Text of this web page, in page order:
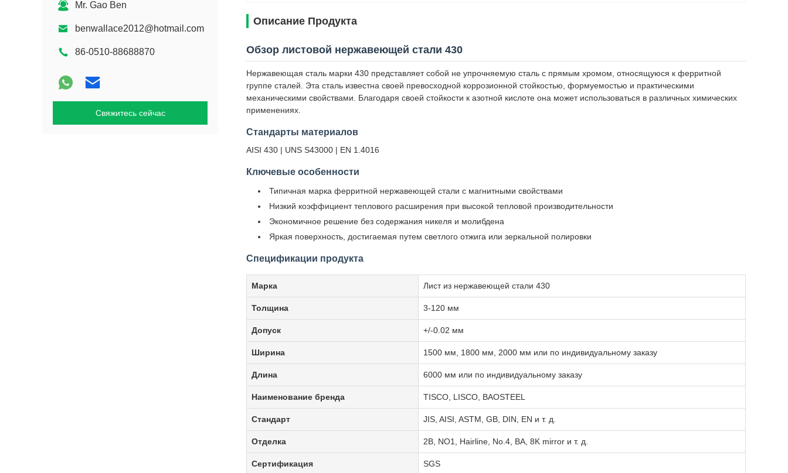
Mr. Gao Ben
benwallace2012@hotmail.com
86-0510-88688870
Свяжитесь сейчас
Описание Продукта
Обзор листовой нержавеющей стали 430
Нержавеющая сталь марки 430 представляет собой не упрочняемую сталь с прямым хромом, относящуюся к ферритной
группе сталей. Эта сталь известна своей превосходной коррозионной стойкостью, формуемостью и практическими
механическими свойствами. Благодаря своей стойкости к азотной кислоте она может использоваться в различных химических
применениях.
Стандарты материалов
AISI 430 | UNS S43000 | EN 1.4016
Ключевые особенности
Типичная марка ферритной нержавеющей стали с магнитными свойствами
Низкий коэффициент теплового расширения при высокой тепловой производительности
Экономичное решение без содержания никеля и молибдена
Яркая поверхность, достигаемая путем светлого отжига или зеркальной полировки
Спецификации продукта
Марка Лист из нержавеющей стали 430
Толщина 3-120 мм
Допуск +/-0.02 мм
Ширина 1500 мм, 1800 мм, 2000 мм или по индивидуальному заказу
Длина 6000 мм или по индивидуальному заказу
Наименование бренда TISCO, LISCO, BAOSTEEL
Стандарт JIS, AISI, ASTM, GB, DIN, EN и т. д.
Отделка 2B, NO1, Hairline, No.4, BA, 8K mirror и т. д.
Сертификация SGS